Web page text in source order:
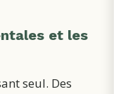
et les
seul. Des